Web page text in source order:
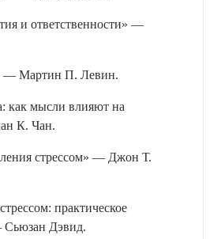
и ответственности» —
— Мартин П. Левин.
как мысли влияют на
К. Чан.
стрессом» — Джон Т.
практическое
Сьюзан Дэвид.